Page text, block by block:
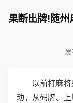
果断出牌!随
以前打麻
动，从码牌、